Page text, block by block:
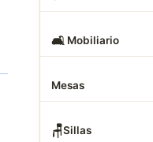
🛋 ️ Mobiliario
Mesas
🪑Sillas